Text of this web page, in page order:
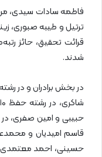
فاطمه سادات سیدی،
ترتیل و طیبه صبوری،
قرائت تحقیق، حائز
شدند.
در بخش برادران و در
قاسم امیدیان و
حسینی، احمد معتمدی